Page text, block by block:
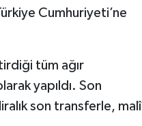
Cumhuriyeti’ne
tüm ağır
yapıldı. ​Son
son transferle, malî